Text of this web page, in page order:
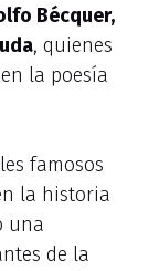
Bécquer,
, quienes
la poesía
famosos
la historia
una
de la